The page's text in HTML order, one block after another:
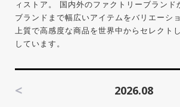
ィストア。 国内外のファクトリーブランド
ブランドまで幅広いアイテムをバリエーシ
上質で高感度な商品を世界中からセレクト
しています。
< 2026.08